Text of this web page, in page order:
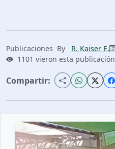
Publicaciones By R. Kaiser E.
1101 vieron esta publicación
Compartir: